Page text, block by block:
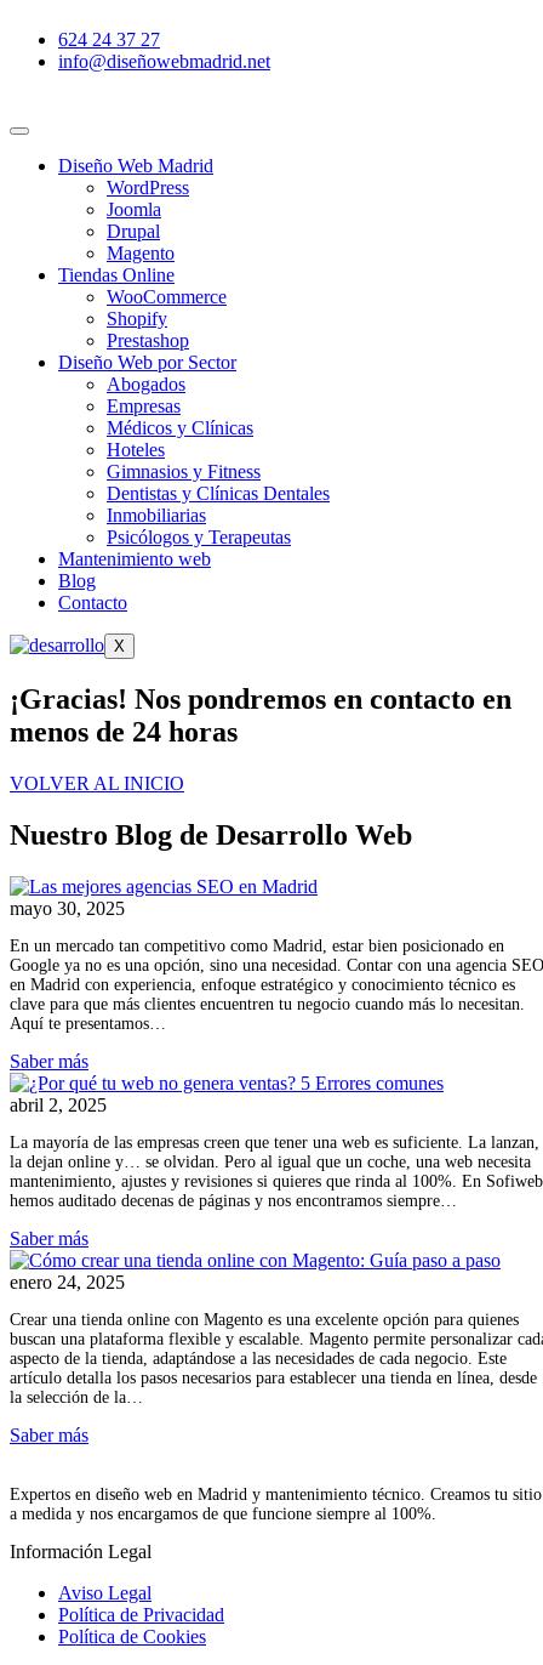
contenido
624 24 37 27
info@diseñowebmadrid.net
Diseño Web Madrid
WordPress
Joomla
Drupal
Magento
Tiendas Online
WooCommerce
Shopify
Prestashop
Diseño Web por Sector
Abogados
Empresas
Médicos y Clínicas
Hoteles
Gimnasios y Fitness
Dentistas y Clínicas Dentales
Inmobiliarias
Psicólogos y Terapeutas
Mantenimiento web
Blog
Contacto
X
¡Gracias! Nos pondremos en contacto en
menos de 24 horas
VOLVER AL INICIO
Nuestro Blog de Desarrollo Web
mayo 30, 2025
En un mercado tan competitivo como Madrid, estar bien posicionado en
Google ya no es una opción, sino una necesidad. Contar con una agencia SEO
en Madrid con experiencia, enfoque estratégico y conocimiento técnico es
clave para que más clientes encuentren tu negocio cuando más lo necesitan.
Aquí te presentamos…
Saber más
abril 2, 2025
La mayoría de las empresas creen que tener una web es suficiente. La lanzan,
la dejan online y… se olvidan. Pero al igual que un coche, una web necesita
mantenimiento, ajustes y revisiones si quieres que rinda al 100%. En
hemos auditado decenas de páginas y nos encontramos siempre…
Saber más
enero 24, 2025
Crear una tienda online con Magento es una excelente opción para quienes
buscan una plataforma flexible y escalable. Magento permite personalizar
aspecto de la tienda, adaptándose a las necesidades de cada negocio. Este
artículo detalla los pasos necesarios para establecer una tienda en línea, desde
la selección de la…
Saber más
Expertos en diseño web en Madrid y mantenimiento técnico. Creamos tu sitio
a medida y nos encargamos de que funcione siempre al 100%.
Información Legal
Aviso Legal
Política de Privacidad
Política de Cookies